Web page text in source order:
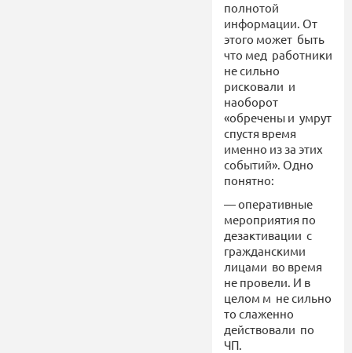
полнотой
информации. От
этого может быть
что мед работники
не сильно
рисковали и
наоборот
«обречены и умрут
спустя время
именно из за этих
событий». Одно
понятно:
— оперативные
мероприятия по
дезактивации с
гражданскими
лицами во время
не провели. И в
целом м не сильно
то слаженно
действовали по
ЧП.